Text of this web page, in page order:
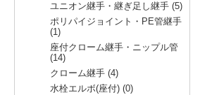
ユニオン継手・継ぎ足し継手 (5)
ポリパイジョイント・PE管継手
(1)
座付クローム継手・ニップル管
(14)
クローム継手 (4)
水栓エルボ(座付) (0)